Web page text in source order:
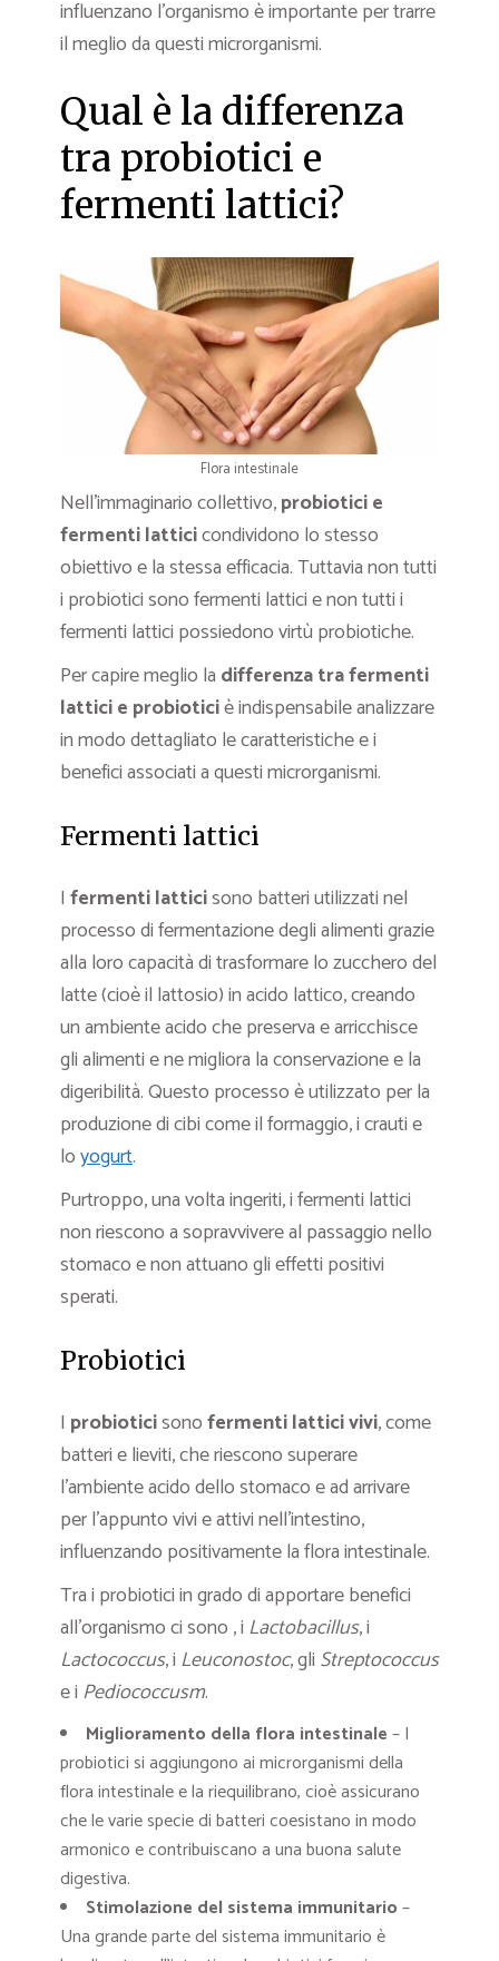
influenzano l’organismo è importante per trarre
il meglio da questi microrganismi.
Qual è la differenza
tra probiotici e
fermenti lattici?
Flora intestinale
Nell’immaginario collettivo,probiotici e
fermenti latticicondividono lo stesso
obiettivo e la stessa efficacia. Tuttavia non tutti
i probiotici sono fermenti lattici e non tutti i
fermenti lattici possiedono virtù probiotiche.
Per capire meglio la differenza tra fermenti
lattici e probioticiè indispensabile analizzare
in modo dettagliato le caratteristiche e i
benefici associati a questi microrganismi.
Fermenti lattici
I fermenti latticisono batteri utilizzati nel
processo di fermentazione degli alimenti grazie
alla loro capacità di trasformare lo zucchero del
latte (cioè il lattosio) in acido lattico, creando
un ambiente acido che preserva e arricchisce
gli alimenti e ne migliora la conservazione e la
digeribilità. Questo processo è utilizzato per la
produzione di cibi come il formaggio, i crauti e
loyogurt.
Purtroppo, una volta ingeriti, i fermenti lattici
non riescono a sopravvivere al passaggio nello
stomaco e non attuano gli effetti positivi
sperati.
Probiotici
I probioticisonofermenti lattici vivi, come
batteri e lieviti, che riescono superare
l’ambiente acido dello stomaco e ad arrivare
per l’appunto vivi e attivi nell’intestino,
influenzando positivamente la flora intestinale.
Tra i probiotici in grado di apportare benefici
all’organismo ci sono , i Lactobacillus, i
Lactococcus, i Leuconostoc, gli Streptococcus
e i Pediococcusm.
Miglioramento della flora intestinale– I
probiotici si aggiungono ai microrganismi della
flora intestinale e la riequilibrano, cioè assicurano
che le varie specie di batteri coesistano in modo
armonico e contribuiscano a una buona salute
digestiva.
Stimolazione del sistema immunitario–
Una grande parte del sistema immunitario è